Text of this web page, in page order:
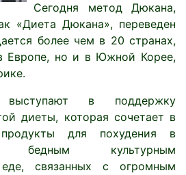
Сегодня метод Дюкана,
«Диета Дюкана», переведен
более чем в 20 странах,
Европе, но и в Южной Корее,
в поддержку
диеты, которая сочетает в
для похудения в
бедным культурным
связанных с огромным